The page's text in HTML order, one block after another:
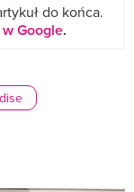
do końca.
Google.